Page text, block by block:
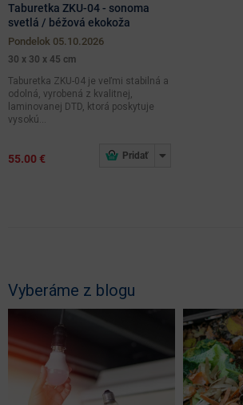
krémovábéžová
ďalšie
farby
aglomerovaný
materiál
ekokoža
masív
kov
svetlosť
farby
svetlé
odtiene
odtiene
Taburetka ZKU-04 - sonoma
svetlá / béžová ekokoža
pondelok 05.10.2026
30 x 30 x 45 cm
Taburetka ZKU-04 je veľmi stabilná a
odolná, vyrobená z kvalitnej,
laminovanej DTD, ktorá poskytuje
vysokú...
55.00 €
Vyberáme z blogu